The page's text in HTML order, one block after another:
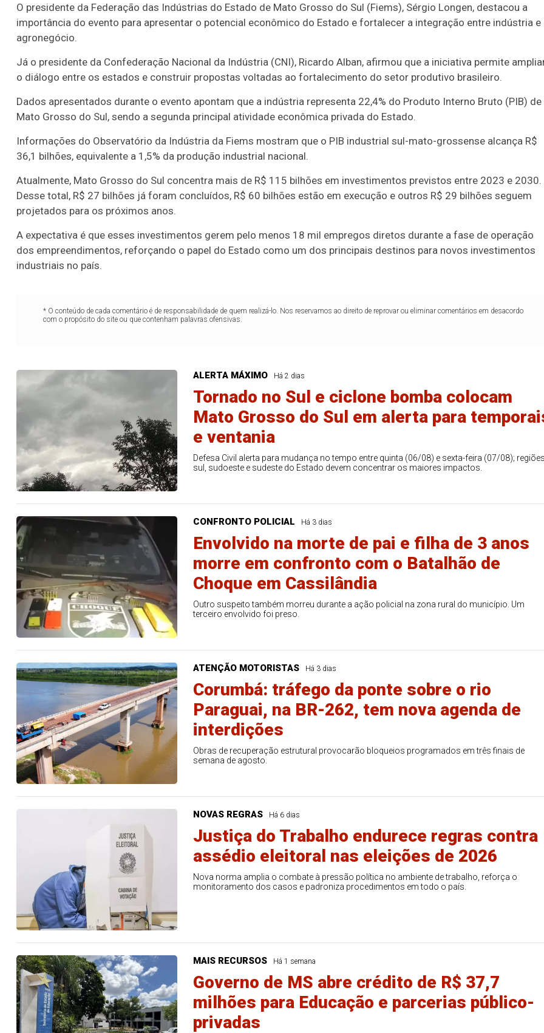
O presidente da Federação das Indústrias do Estado de Mato Grosso do Sul (Fiems), Sérgio Longen, destacou a
importância do evento para apresentar o potencial econômico do Estado e fortalecer a integração entre indústria e
agronegócio.
Já o presidente da Confederação Nacional da Indústria (CNI), Ricardo Alban, afirmou que a iniciativa permite
o diálogo entre os estados e construir propostas voltadas ao fortalecimento do setor produtivo brasileiro.
Dados apresentados durante o evento apontam que a indústria representa 22,4% do Produto Interno Bruto (PIB) de
Mato Grosso do Sul, sendo a segunda principal atividade econômica privada do Estado.
Informações do Observatório da Indústria da Fiems mostram que o PIB industrial sul-mato-grossense alcança R$
36,1 bilhões, equivalente a 1,5% da produção industrial nacional.
Atualmente, Mato Grosso do Sul concentra mais de R$ 115 bilhões em investimentos previstos entre 2023 e 2030.
Desse total, R$ 27 bilhões já foram concluídos, R$ 60 bilhões estão em execução e outros R$ 29 bilhões seguem
projetados para os próximos anos.
A expectativa é que esses investimentos gerem pelo menos 18 mil empregos diretos durante a fase de operação
dos empreendimentos, reforçando o papel do Estado como um dos principais destinos para novos investimentos
industriais no país.
* O conteúdo de cada comentário é de responsabilidade de quem realizá-lo. Nos reservamos ao direito de reprovar ou eliminar comentários em desacordo
com o propósito do site ou que contenham palavras ofensivas.
ALERTA MÁXIMO Há 2 dias
Tornado no Sul e ciclone bomba colocam
Mato Grosso do Sul em alerta para
e ventania
Defesa Civil alerta para mudança no tempo entre quinta (06/08) e sexta-feira (07/08);
sul, sudoeste e sudeste do Estado devem concentrar os maiores impactos.
CONFRONTO POLICIAL Há 3 dias
Envolvido na morte de pai e filha de 3 anos
morre em confronto com o Batalhão de
Choque em Cassilândia
Outro suspeito também morreu durante a ação policial na zona rural do município. Um
terceiro envolvido foi preso.
ATENÇÃO MOTORISTAS Há 3 dias
Corumbá: tráfego da ponte sobre o rio
Paraguai, na BR-262, tem nova agenda de
interdições
Obras de recuperação estrutural provocarão bloqueios programados em três finais de
semana de agosto.
NOVAS REGRAS Há 6 dias
Justiça do Trabalho endurece regras contra
assédio eleitoral nas eleições de 2026
Nova norma amplia o combate à pressão política no ambiente de trabalho, reforça o
monitoramento dos casos e padroniza procedimentos em todo o país.
MAIS RECURSOS Há 1 semana
Governo de MS abre crédito de R$ 37,7
milhões para Educação e parcerias público-
privadas
3756 (07/08/26)
06 09 10 11
16 19 20 21
22
detalhes
Lotomania
Concurso 2960 (07/08/26)
11 15 16 18 21 26 27
29
60 65 69 78 88 91
Duplasena
03 07 08 11 28 50